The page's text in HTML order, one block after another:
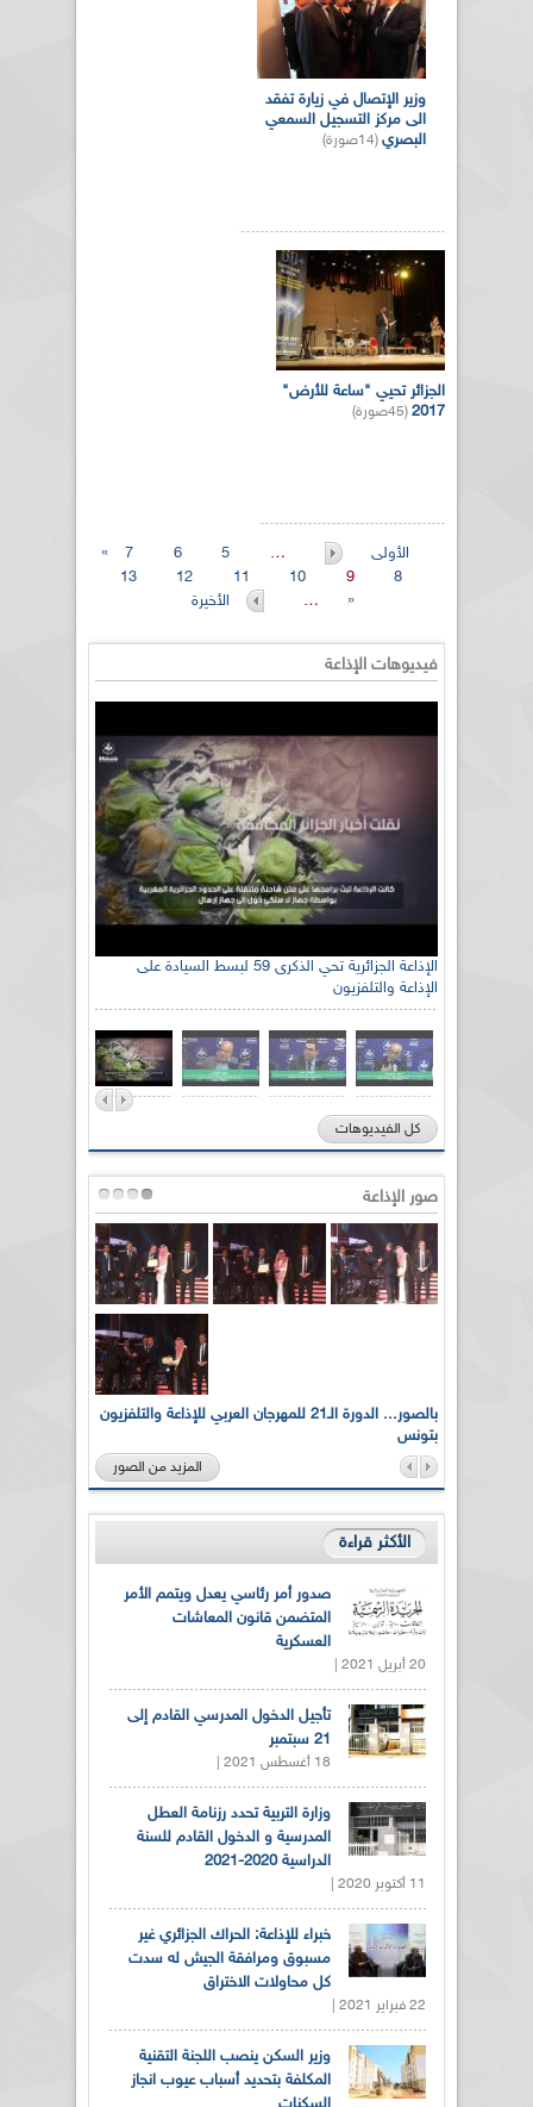
وزير الإتصال في زيارة تفقد
الى مركز التسجيل السمعي
البصري (14صورة)
الجزائر تحيي "ساعة للأرض"
2017 (45صورة)
« الأولى …
5
6
7
8
9
10
11
12
13
…
الأخيرة »
فيديوهات الإذاعة
الإذاعة الجزائرية تحي الذكرى 59 لبسط السيادة على
الإذاعة والتلفزيون
كل الفيديوهات
صور الإذاعة
بالصور... الدورة الـ21 للمهرجان العربي للإذاعة والتلفزيون
بتونس
المزيد من الصور
الأكثر قراءة
صدور أمر رئاسي يعدل ويتمم الأمر
المتضمن قانون المعاشات
العسكرية
20 أبريل 2021 |
تأجيل الدخول المدرسي القادم إلى
21 سبتمبر
18 أغسطس 2021 |
وزارة التربية تحدد رزنامة العطل
المدرسية و الدخول القادم للسنة
الدراسية 2020-2021
11 أكتوبر 2020 |
خبراء للإذاعة: الحراك الجزائري غير
مسبوق ومرافقة الجيش له سدت
كل محاولات الاختراق
22 فبراير 2021 |
وزير السكن ينصب اللجنة التقنية
المكلفة بتحديد أسباب عيوب انجاز